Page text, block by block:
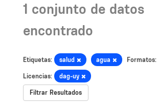
1 conjunto de datos
encontrado
Etiquetas: salud agua Formatos:
Licencias: dag-uy
Filtrar Resultados